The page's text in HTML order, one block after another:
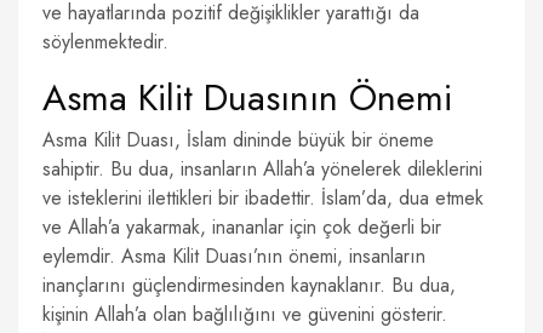
ve hayatlarında pozitif değişiklikler yarattığı da
söylenmektedir.
Asma Kilit Duasının Önemi
Asma Kilit Duası, İslam dininde büyük bir öneme
sahiptir. Bu dua, insanların Allah’a yönelerek dileklerini
ve isteklerini ilettikleri bir ibadettir. İslam’da, dua etmek
ve Allah’a yakarmak, inananlar için çok değerli bir
eylemdir. Asma Kilit Duası’nın önemi, insanların
inançlarını güçlendirmesinden kaynaklanır. Bu dua,
kişinin Allah’a olan bağlılığını ve güvenini gösterir.